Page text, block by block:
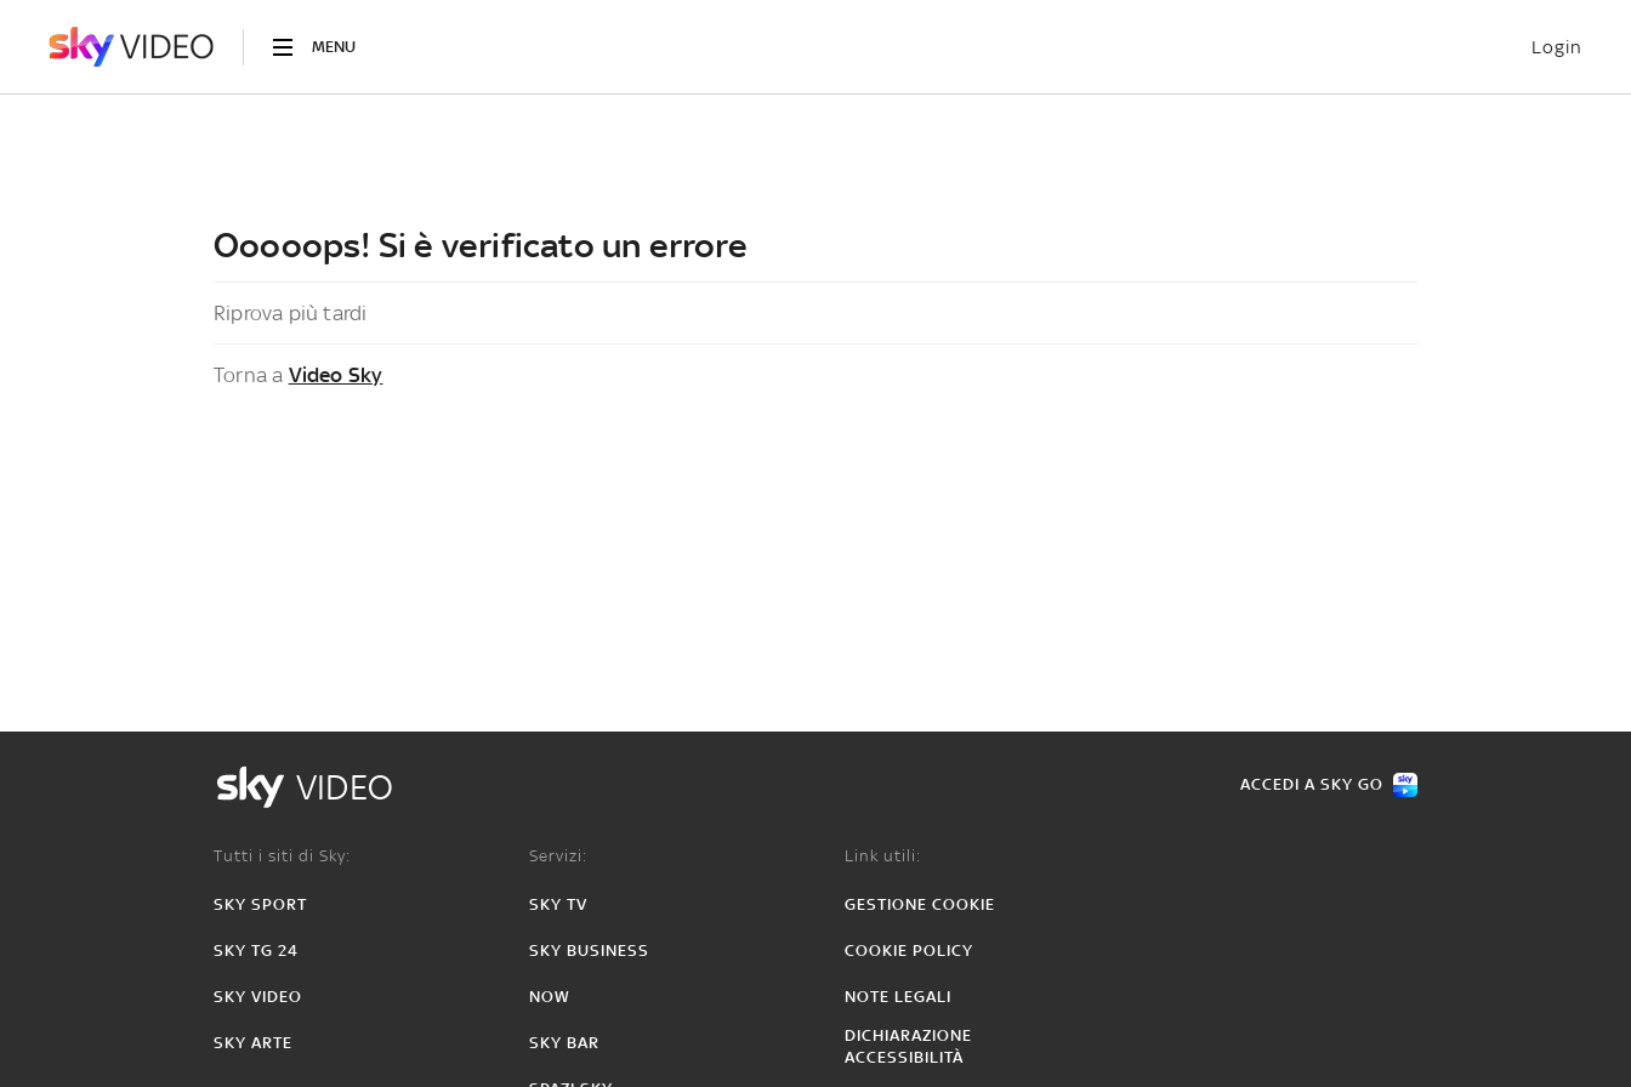
MENU Login
Ooooops! Si è verificato un errore
Riprova più tardi
Torna a Video Sky
VIDEO ACCEDI A SKY GO
Tutti i siti di Sky:
SKY SPORT
SKY TG 24
SKY VIDEO
SKY ARTE
Servizi:
SKY TV
SKY BUSINESS
NOW
SKY BAR
Link utili:
GESTIONE COOKIE
COOKIE POLICY
NOTE LEGALI
DICHIARAZIONE
ACCESSIBILITÀ